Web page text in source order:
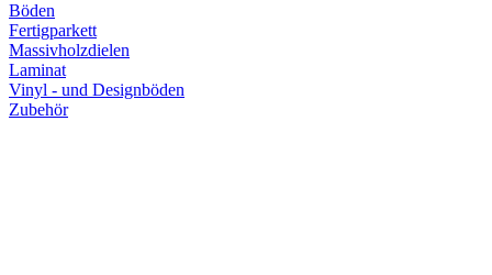
Böden
Fertigparkett
Massivholzdielen
Laminat
Vinyl - und Designböden
Zubehör